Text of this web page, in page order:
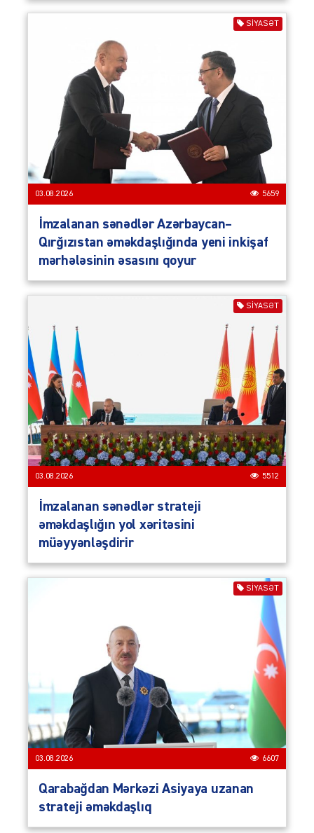
SIYASƏT
03.08.2026 5659
İmzalanan sənədlər Azərbaycan–
Qırğızıstan əməkdaşlığında yeni inkişaf
mərhələsinin əsasını qoyur
SIYASƏT
03.08.2026 5512
İmzalanan sənədlər strateji
əməkdaşlığın yol xəritəsini
müəyyənləşdirir
SIYASƏT
03.08.2026 6607
Qarabağdan Mərkəzi Asiyaya uzanan
strateji əməkdaşlıq